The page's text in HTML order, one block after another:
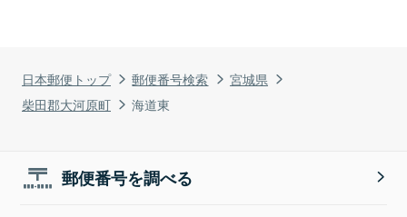
日本郵便トップ 郵便番号検索
宮城県
柴田郡大河原町
海道東
郵便番号を調べる